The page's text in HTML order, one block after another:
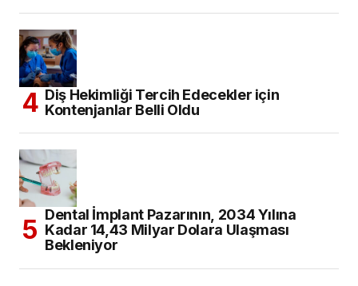
Diş Hekimliği Tercih Edecekler için
Kontenjanlar Belli Oldu
Dental İmplant Pazarının, 2034 Yılına
Kadar 14,43 Milyar Dolara Ulaşması
Bekleniyor